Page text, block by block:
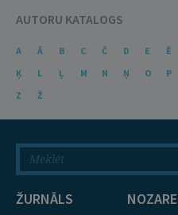
AUTORU KATALOGS
A Ā B C Č D E Ē
Ķ
L Ļ M N Ņ O P
Z
Ž
ŽURNĀLS